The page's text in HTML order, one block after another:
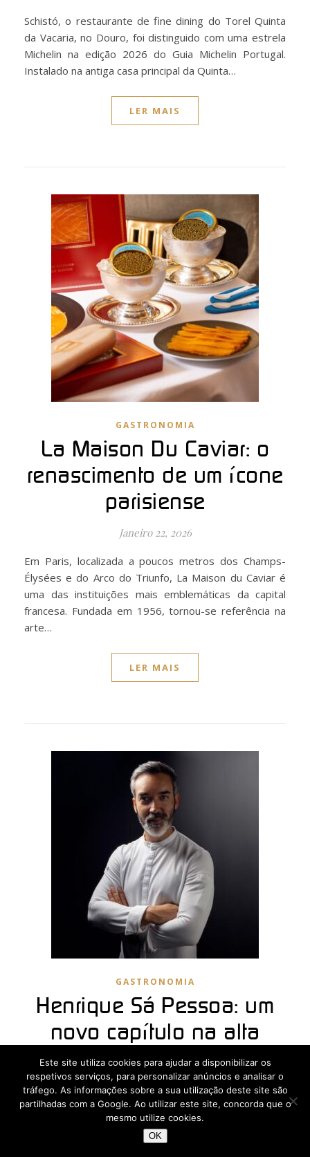
Schistó, o restaurante de fine dining do Torel Quinta
da Vacaria, no Douro, foi distinguido com uma estrela
Michelin na edição 2026 do Guia Michelin Portugal.
Instalado na antiga casa principal da Quinta…
LER MAIS
GASTRONOMIA
La Maison Du Caviar: o
renascimento de um ícone
parisiense
Janeiro 22, 2026
Em Paris, localizada a poucos metros dos Champs-
Élysées e do Arco do Triunfo, La Maison du Caviar é
uma das instituições mais emblemáticas da capital
francesa. Fundada em 1956, tornou-se referência na
arte…
LER MAIS
GASTRONOMIA
Henrique Sá Pessoa: um
novo capítulo na alta
gastronomia
Janeiro 19, 2026
profundamente a gastronomia contemporânea
Este site utiliza cookies para ajudar a disponibilizar os
respetivos serviços, para personalizar anúncios e analisar o
tráfego. As informações sobre a sua utilização deste site são
partilhadas com a Google. Ao utilizar este site, concorda que o
mesmo utilize cookies.
OK